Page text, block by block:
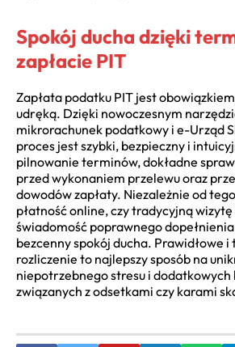
Spokój ducha dzięki
zapłacie PIT
Zapłata podatku PIT jest
udręką. Dzięki nowoczesnym
mikrorachunek podatkowy i e-Urząd
proces jest szybki, bezpieczny i
pilnowanie terminów, dokładne
przed wykonaniem przelewu oraz
dowodów zapłaty. Niezależnie od
płatność online, czy tradycyjną
świadomość poprawnego
bezcenny spokój ducha. Prawidłowe
rozliczenie to najlepszy sposób na
niepotrzebnego stresu i dodatkowych
związanych z odsetkami czy karami